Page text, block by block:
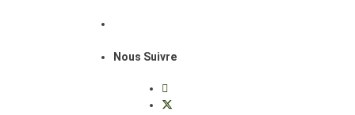
Nous Suivre